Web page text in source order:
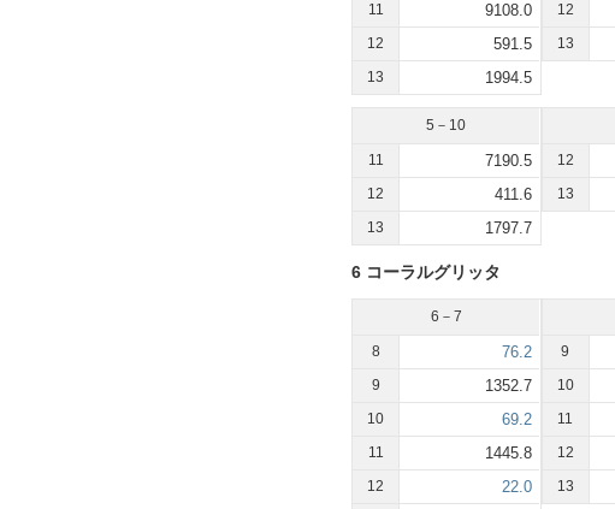
11 9108.0
12 591.5
13 1994.5
12
13
5－10
11 7190.5
12 411.6
13 1797.7
12
13
6 コーラルグリッタ
6－7
8 76.2
9 1352.7
10 69.2
11 1445.8
12 22.0
9
10
11
12
13